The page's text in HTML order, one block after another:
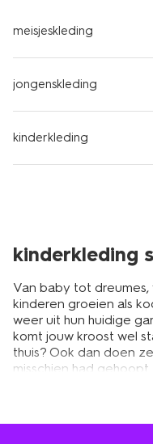
meisjeskleding
jongenskleding
kinderkleding
kinderkleding
Van baby tot
kinderen groeien als
weer uit hun huidige
komt jouw kroost wel
thuis? Ook dan doen
misschien had
je leuke, nieuwe
Dan heb je toch iets